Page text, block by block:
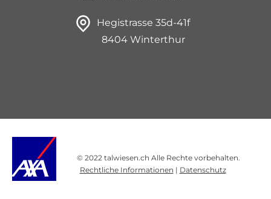
Hegistrasse 35d-41f
8404 Winterthur
© 2022 talwiesen.ch Alle Rechte vorbehalten.
Rechtliche Informationen | Datenschutz